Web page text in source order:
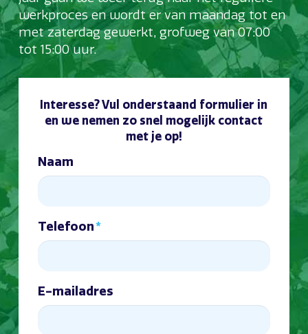
werkproces en wordt er van maandag tot en
met zaterdag gewerkt, grofweg van 07:00
tot 15:00 uur.
Interesse? Vul onderstaand formulier in
en we nemen zo snel mogelijk contact
met je op!
Naam
Telefoon*
E-mailadres